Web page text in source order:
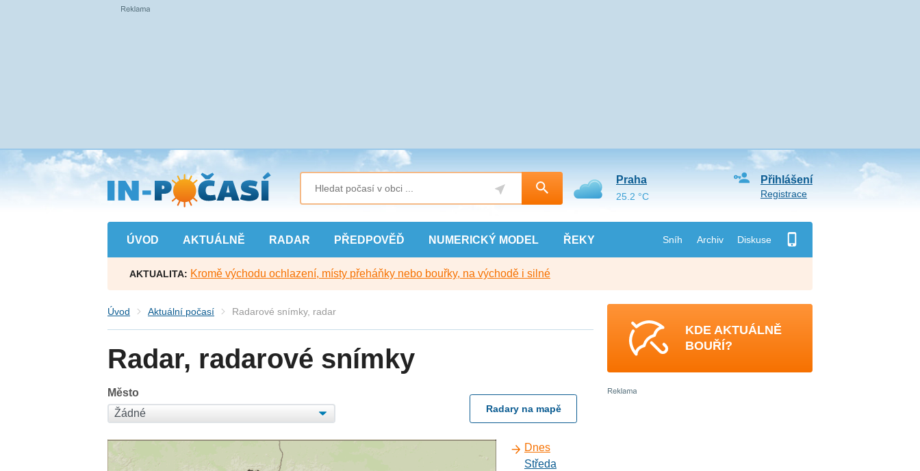
Přejít
na
hlavní
obsah
ÚVOD AKTUÁLNĚ RADAR PŘEDPOVĚĎ NUMERICKÝ MODEL ŘEKY Sníh Archiv Diskuse
Přihlášení
Registrace
Praha
25.2 °C
AKTUALITA: Kromě východu ochlazení, místy přeháňky nebo bouřky, na východě i silné
Úvod Aktuální počasí Radarové snímky, radar
Radar, radarové snímky
Město
Radary na mapě
Dnes
Středa
KDE AKTUÁLNĚ
BOUŘÍ?